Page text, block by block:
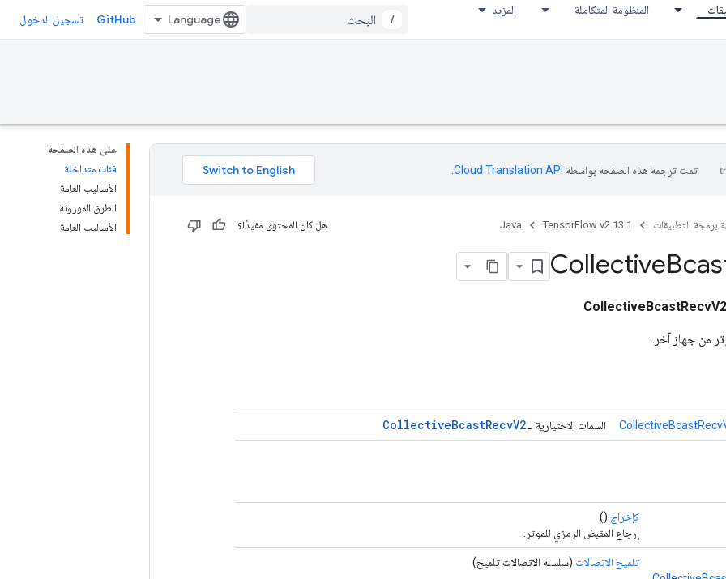
المنظومة المتكاملة المزيد
/
GitHub تسجيل الدخول
على هذه الصفحة
فئات متداخلة
الأساليب العامة
الطرق الموروثة
الأساليب العامة
تمت ترجمة هذه الصفحة بواسطة Cloud Translation API‏
برمجة التطبيقات TensorFlow v2.13.1
Java هل كان المحتوى مفيدًا؟
Collective
CollectiveBcastRecvV2
من جهاز آخر.
السمات الاختيارية لـ CollectiveBcastRecvV2
كإخراج ()
إرجاع المقبض الرمزي للموتر.
تلميح الاتصالات (سلسلة الاتصالات تلميح)